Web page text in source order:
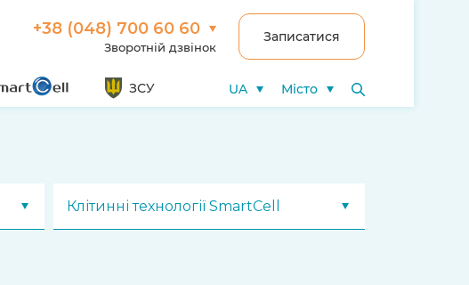
+38 (048) 700 60 60
Зворотній дзвінок
Записатися
ЗСУ UA Місто
Клітинні технології SmartCell